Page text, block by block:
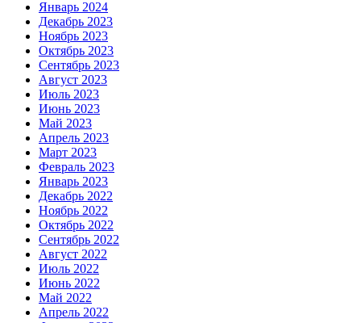
Январь 2024
Декабрь 2023
Ноябрь 2023
Октябрь 2023
Сентябрь 2023
Август 2023
Июль 2023
Июнь 2023
Май 2023
Апрель 2023
Март 2023
Февраль 2023
Январь 2023
Декабрь 2022
Ноябрь 2022
Октябрь 2022
Сентябрь 2022
Август 2022
Июль 2022
Июнь 2022
Май 2022
Апрель 2022